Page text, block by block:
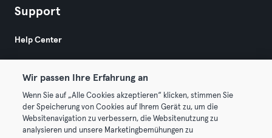
Support
Help Center
© 2026 Urban Sports Group GmbH. All rights reserved.
Wir passen Ihre Erfahrung an
Wenn Sie auf „Alle Cookies akzeptieren“ klicken, stimmen Sie
der Speicherung von Cookies auf Ihrem Gerät zu, um die
Websitenavigation zu verbessern, die Websitenutzung zu
analysieren und unsere Marketingbemühungen zu